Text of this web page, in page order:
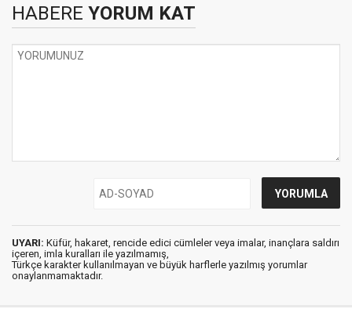
HABERE YORUM KAT
UYARI: Küfür, hakaret, rencide edici cümleler veya imalar, inançlara saldırı
içeren, imla kuralları ile yazılmamış,
Türkçe karakter kullanılmayan ve büyük harflerle yazılmış yorumlar
onaylanmamaktadır.